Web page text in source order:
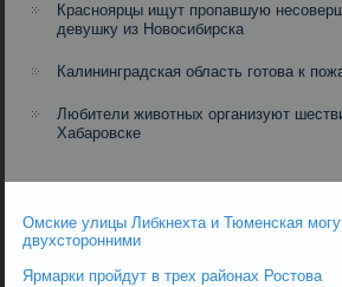
Красноярцы ищут пропавшую
девушку из Новосибирска
Калининградская область готова к
Любители животных организуют
Хабаровске
Омские улицы Либкнехта и Тюменская
двухсторонними
Ярмарки пройдут в трех районах Ростова